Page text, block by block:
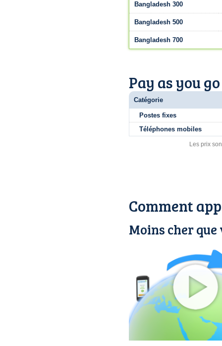
Bangladesh 300
Bangladesh 500
Bangladesh 700
Pay as you
Catégorie
Postes fixes
Téléphones mobiles
Les prix
Comment
Moins cher